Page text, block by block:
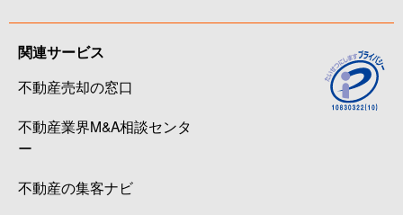
関連サービス
不動産売却の窓口
不動産業界M&A相談センタ
ー
不動産の集客ナビ